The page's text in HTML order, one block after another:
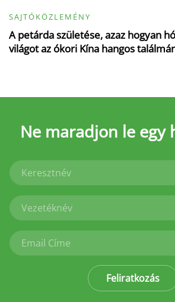
SAJTÓKÖZLEMÉNY
A petárda születése, azaz hogyan
világot az ókori Kína hangos
Ne maradjon le egy
Feliratkozás